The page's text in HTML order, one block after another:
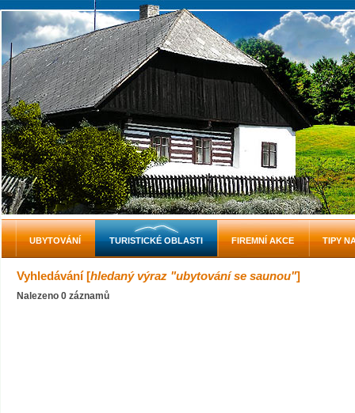
Vyhledávání [hledaný výraz "ubytování se saunou"]
Nalezeno 0 záznamů
UBYTOVÁNÍ TURISTICKÉ OBLASTI FIREMNÍ AKCE TIPY